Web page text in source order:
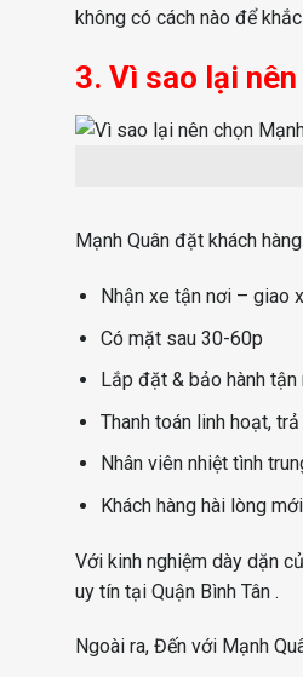
không có cách nào để
3. Vì sao lại
Mạnh Quân đặt khách
Nhận xe tận nơi – giao
Có mặt sau 30-60p
Lắp đặt & bảo hành
Thanh toán linh hoạt,
Nhân viên nhiệt tình
Khách hàng hài lòng
Với kinh nghiệm dày dặn
uy tín tại Quận Bình Tân .
Ngoài ra, Đến với Mạnh